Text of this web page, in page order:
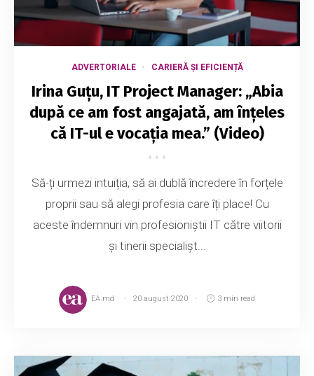
ADVERTORIALE CARIERĂ ȘI EFICIENȚĂ
Irina Guțu, IT Project Manager: „Abia
după ce am fost angajată, am înțeles
că IT-ul e vocația mea.” (Video)
Să-ți urmezi intuiția, să ai dublă încredere în forțele
proprii sau să alegi profesia care îți place! Cu
aceste îndemnuri vin profesioniștii IT către viitorii
și tinerii specialișt...
EA.md 20 august 2020 3 min read